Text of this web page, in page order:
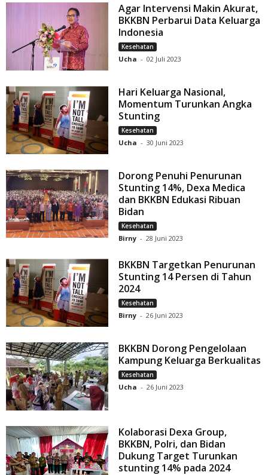
Agar Intervensi Makin Akurat,
BKKBN Perbarui Data Keluarga
Indonesia
Kesehatan
Ucha - 02 Juli 2023
Hari Keluarga Nasional,
Momentum Turunkan Angka
Stunting
Kesehatan
Ucha - 30 Juni 2023
Dorong Penuhi Penurunan
Stunting 14%, Dexa Medica
dan BKKBN Edukasi Ribuan
Bidan
Kesehatan
Birny - 28 Juni 2023
BKKBN Targetkan Penurunan
Stunting 14 Persen di Tahun
2024
Kesehatan
Birny - 26 Juni 2023
BKKBN Dorong Pengelolaan
Kampung Keluarga Berkualitas
Kesehatan
Ucha - 26 Juni 2023
Kolaborasi Dexa Group,
BKKBN, Polri, dan Bidan
Dukung Target Turunkan
stunting 14% pada 2024